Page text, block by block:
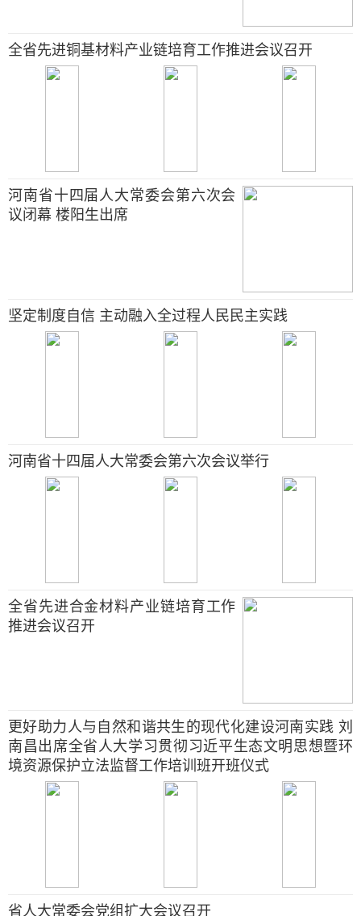
全省先进铜基材料产业链培育工作推进会议召开
河南省十四届人大常委会第六次会
议闭幕 楼阳生出席
坚定制度自信 主动融入全过程人民民主实践
河南省十四届人大常委会第六次会议举行
全省先进合金材料产业链培育工作
推进会议召开
更好助力人与自然和谐共生的现代化建设河南实践 刘
南昌出席全省人大学习贯彻习近平生态文明思想暨环
境资源保护立法监督工作培训班开班仪式
省人大常委会党组扩大会议召开